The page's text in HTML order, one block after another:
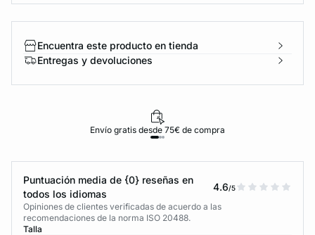
Encuentra este producto en tienda
Entregas y devoluciones
Envío gratis desde 75€ de compra
Puntuación media de {0} reseñas en
todos los idiomas
4.6/5
Opiniones de clientes verificadas de acuerdo a las
recomendaciones de la norma ISO 20488.
Talla